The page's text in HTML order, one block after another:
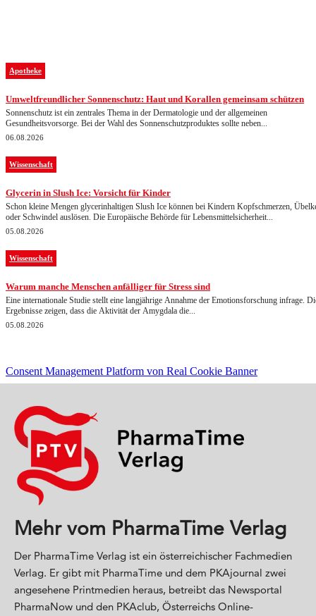
Mehr vom PharmaTime Verlag
Der PharmaTime Verlag ist ein österreichischer Fachmedien
Verlag. Er gibt mit PharmaTime und dem PKAjournal zwei
angesehene Printmedien heraus, betreibt das Newsportal
PharmaNow und den PKAclub, Österreichs Online-